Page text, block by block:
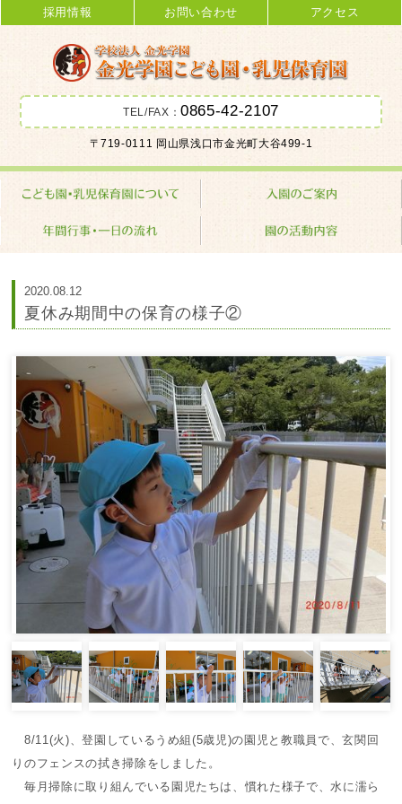
金光学園こども園･乳児保育園 学校
法人 金光学園
採用情報 お問い合わせ アクセス
TEL/FAX：0865-42-2107
〒719-0111 岡山県浅口市金光町大谷499-1
2020.08.12
夏休み期間中の保育の様子②
8/11(火)、登園しているうめ組(5歳児)の園児と教職員で、玄関回
りのフェンスの拭き掃除をしました。
毎月掃除に取り組んでいる園児たちは、慣れた様子で、水に濡ら